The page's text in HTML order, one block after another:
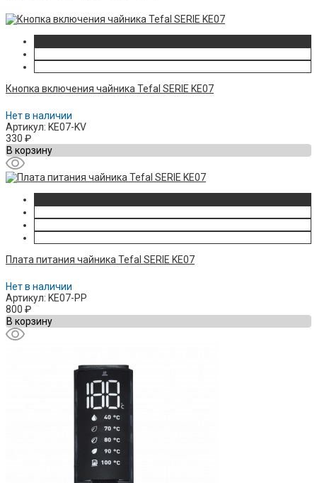
Кнопка включения чайника Tefal SERIE KE07
Нет в наличии
Артикул: KE07-KV
330 ₽
В корзину
Плата питания чайника Tefal SERIE KE07
Нет в наличии
Артикул: KE07-PP
800 ₽
В корзину